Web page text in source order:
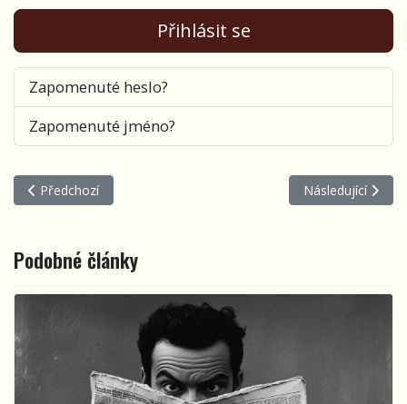
Přihlásit se
Zapomenuté heslo?
Zapomenuté jméno?
Předchozí článek: Karavana č. 85 / Pavlína Jíšová
Předchozí Další článek:
Následující
Podobné články